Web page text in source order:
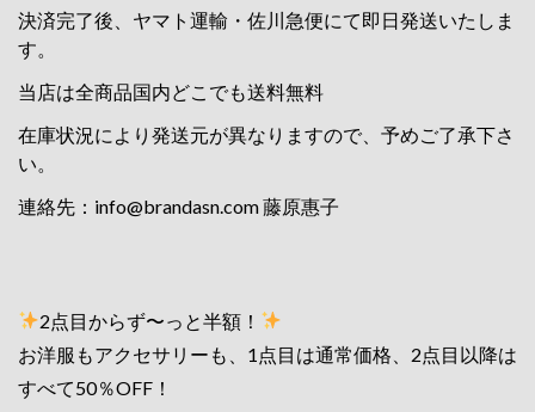
決済完了後、ヤマト運輸・佐川急便にて即日発送いたしま
す。
当店は全商品国内どこでも送料無料
在庫状況により発送元が異なりますので、予めご了承下さ
い。
連絡先： info@brandasn.com藤原惠子
2点目からず〜っと半額！
お洋服もアクセサリーも、1点目は通常価格、2点目以降は
すべて50％OFF！